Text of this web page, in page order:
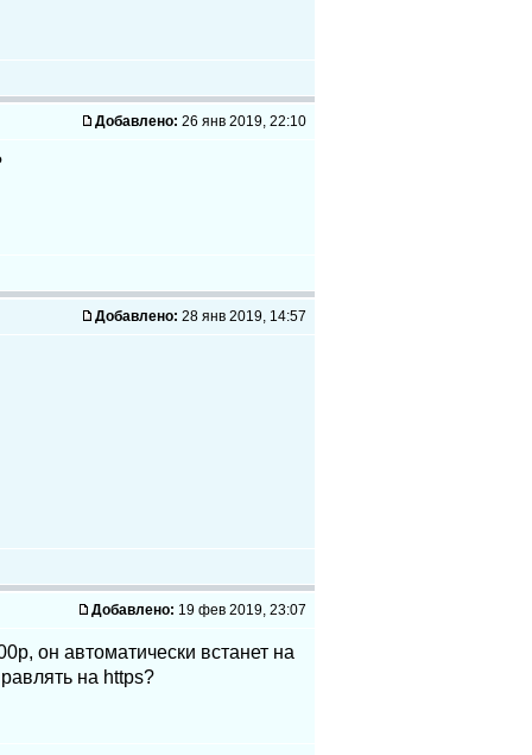
Добавлено: 26 янв 2019, 22:10
Добавлено: 28 янв 2019, 14:57
Добавлено: 19 фев 2019, 23:07
он автоматически встанет на
на https?